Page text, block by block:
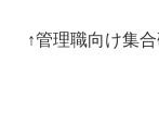
↑管理職向け集